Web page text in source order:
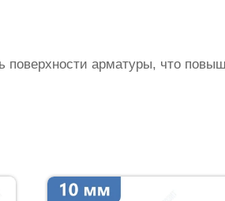
арматуры, что